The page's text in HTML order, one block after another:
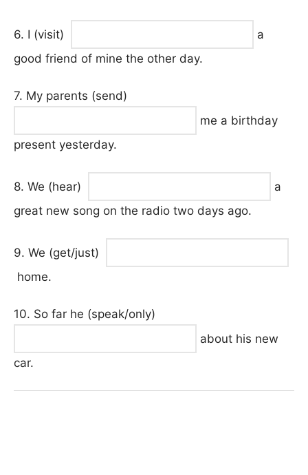
6. I (visit)
a
good friend of mine the other day.
7. My parents (send)
me a birthday
present yesterday.
8. We (hear)
a
great new song on the radio two days ago.
9. We (get/just)
home.
10. So far he (speak/only)
about his new
car.